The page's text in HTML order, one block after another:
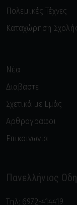
Πολεμικές Τέχνες
Καταχώρηση
Νέα
Διαβάστε
Σχετικά με Εμάς
Αρθρογράφοι
Επικοινωνία
Πανελλήνιος
Τηλ: 6972-414419